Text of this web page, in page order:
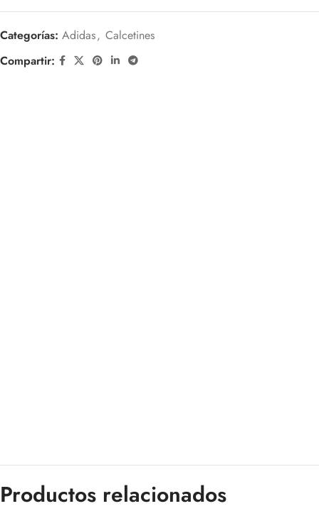
Categorías: Adidas, Calcetines
Compartir:
Productos relacionados